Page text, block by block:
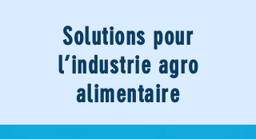
Solutions pour
l’industrie agro
alimentaire